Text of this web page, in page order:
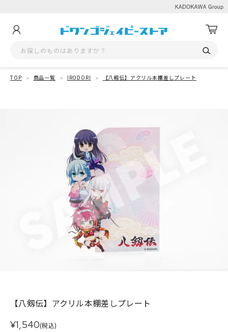
TOP 商品一覧 IRODORI 【八剱伝】アクリル本棚差しプレート
【八剱伝】アクリル本棚差しプレート
¥1,540(税込)